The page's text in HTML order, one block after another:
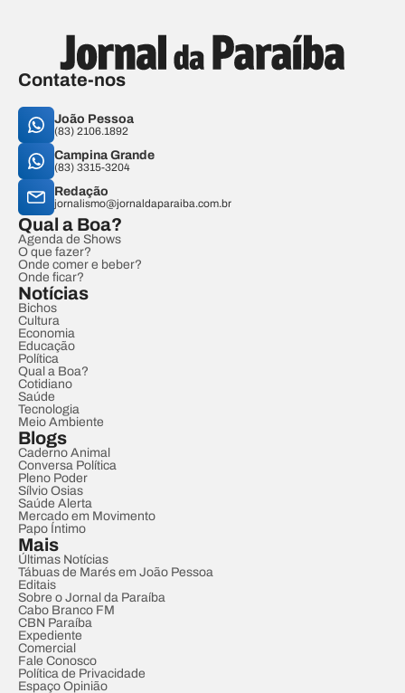
Contate-nos
João Pessoa
(83) 2106.1892
Campina Grande
(83) 3315-3204
Redação
jornalismo@jornaldaparaiba.com.br
Qual a Boa?
Agenda de Shows
O que fazer?
Onde comer e beber?
Onde ficar?
Notícias
Bichos
Cultura
Economia
Educação
Política
Qual a Boa?
Cotidiano
Saúde
Tecnologia
Meio Ambiente
Blogs
Caderno Animal
Conversa Política
Pleno Poder
Sílvio Osias
Saúde Alerta
Mercado em Movimento
Papo Íntimo
Mais
Últimas Notícias
Tábuas de Marés em João Pessoa
Editais
Sobre o Jornal da Paraíba
Cabo Branco FM
CBN Paraíba
Expediente
Comercial
Fale Conosco
Política de Privacidade
Espaço Opinião